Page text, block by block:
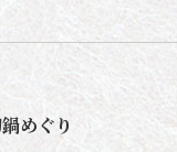
めぐり